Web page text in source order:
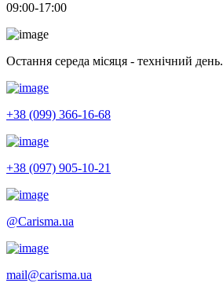
09:00-17:00
Остання середа місяця - технічний день.
+38 (099) 366-16-68
+38 (097) 905-10-21
@Carisma.ua
mail@carisma.ua